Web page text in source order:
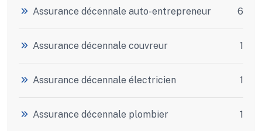
Assurance décennale auto-entrepreneur 6
Assurance décennale couvreur 1
Assurance décennale électricien 1
Assurance décennale plombier 1